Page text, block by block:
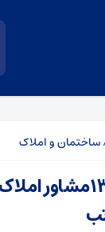
ساختمان و املاک
اتصال ۱۳۴۰ مشاور